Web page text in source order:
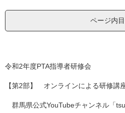
ページ内
令和2年度PTA指導者研修会
【第2部】 オンラインによる研修講
群馬県公式YouTubeチャンネル「